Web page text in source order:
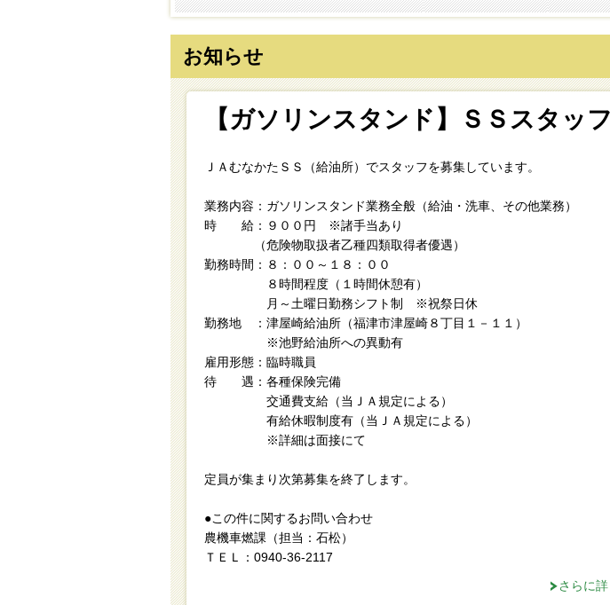
お知らせ
【ガソリンスタンド】ＳＳスタッ
ＪＡむなかたＳＳ（給油所）でスタッフを募集しています。
業務内容：ガソリンスタンド業務全般（給油・洗車、その他業務）
時 給：９００円 ※諸手当あり
（危険物取扱者乙種四類取得者優遇）
勤務時間：８：００～１８：００
８時間程度（１時間休憩有）
月～土曜日勤務シフト制 ※祝祭日休
勤務地 ：津屋崎給油所（福津市津屋崎８丁目１－１１）
※池野給油所への異動有
雇用形態：臨時職員
待 遇：各種保険完備
交通費支給（当ＪＡ規定による）
有給休暇制度有（当ＪＡ規定による）
※詳細は面接にて
定員が集まり次第募集を終了します。
●この件に関するお問い合わせ
農機車燃課（担当：石松）
ＴＥＬ：0940-36-2117
さらに詳